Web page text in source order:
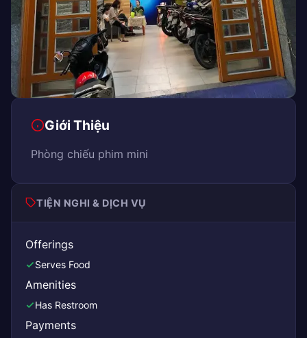
Giới Thiệu
Phòng chiếu phim mini
TIỆN NGHI & DỊCH VỤ
Offerings
Serves Food
Amenities
Has Restroom
Payments